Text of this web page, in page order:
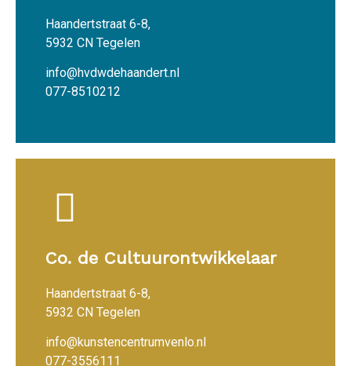
Haandertstraat 6-8,
5932 CN Tegelen
info@hvdwdehaandert.nl
077-8510212
Co. de Cultuurontwikkelaar
Haandertstraat 6-8,
5932 CN Tegelen
info@kunstencentrumvenlo.nl
077-3556111